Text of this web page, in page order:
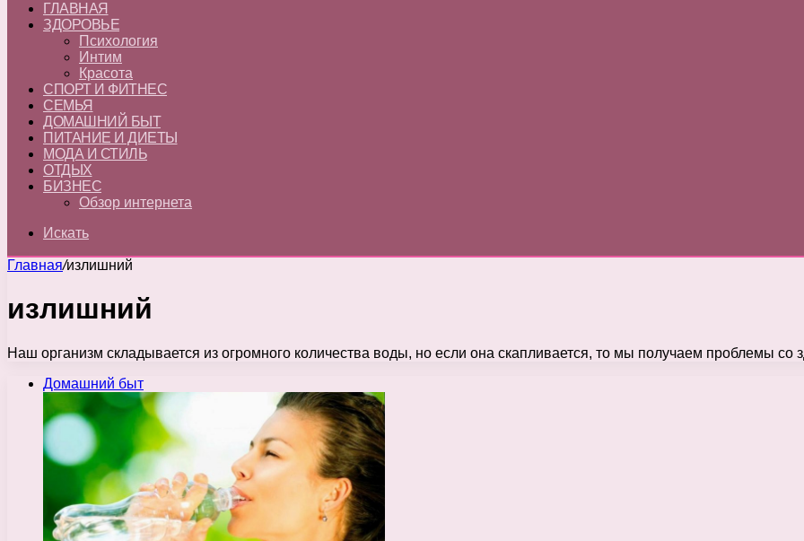
ГЛАВНАЯ
ЗДОРОВЬЕ
Психология
Интим
Красота
СПОРТ И ФИТНЕС
СЕМЬЯ
ДОМАШНИЙ БЫТ
ПИТАНИЕ И ДИЕТЫ
МОДА И СТИЛЬ
ОТДЫХ
БИЗНЕС
Обзор интернета
Искать
Главная/излишний
излишний
Наш организм складывается из огромного количества воды, но если она скапливается, то мы получаем проблемы со
Домашний быт